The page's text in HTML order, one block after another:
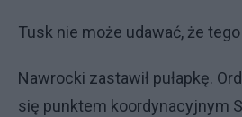
Tusk nie może udawać, że
Nawrocki zastawił pułapkę.
się punktem koordynacyjnym